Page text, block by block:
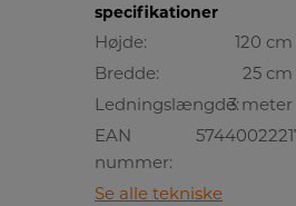
specifikationer
Højde:
120 cm
Bredde:
25 cm
Ledningslængde:3 meter
EAN
nummer:
Se alle tekniske